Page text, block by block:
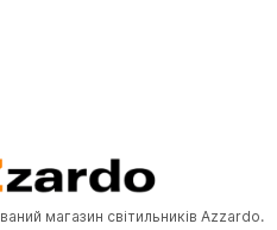
магазин світильників Azzardo.